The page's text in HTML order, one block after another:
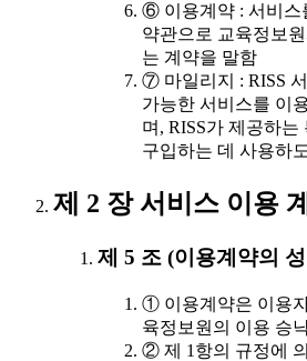
⑥ 이용계약 : 서비스
약관으로 교육정보
는 계약을 말함
⑦ 마일리지 : RISS
가능한 서비스를 이
며, RISS가 제공하
구입하는 데 사용하
제 2 장 서비스 이용
제 5 조 (이용계약의
① 이용계약은 이용
육정보원의 이용 승
② 제 1항의 규정에